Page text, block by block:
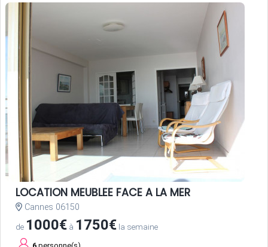
LOCATION MEUBLEE FACE A LA MER
Cannes 06150
de 1000€ à 1750€ la semaine